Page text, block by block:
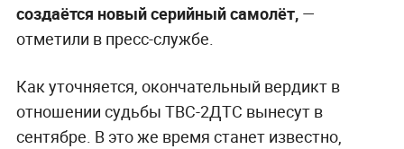
создаётся новый серийный самолёт,—
отметили в пресс-службе.
Как уточняется, окончательный вердикт в
отношении судьбы ТВС-2ДТС вынесут в
сентябре. В это же время станет известно,